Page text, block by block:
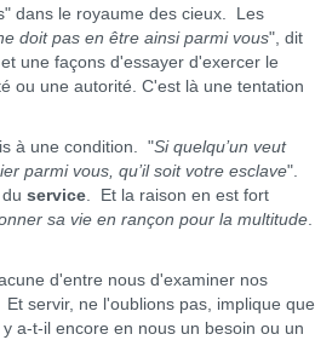
dans le royaume des cieux. Les
doit pas en être ainsi parmi vous", dit
une façons d'essayer d'exercer le
ou une autorité. C'est là une tentation
à une condition. "Si quelqu’un veut
parmi vous, qu’il soit votre esclave".
service. Et la raison en est fort
sa vie en rançon pour la multitude.
d'entre nous d'examiner nos
servir, ne l'oublions pas, implique que
a-t-il encore en nous un besoin ou un